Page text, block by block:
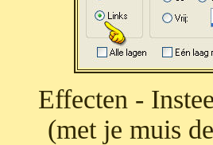
Effecten -
(met je muis